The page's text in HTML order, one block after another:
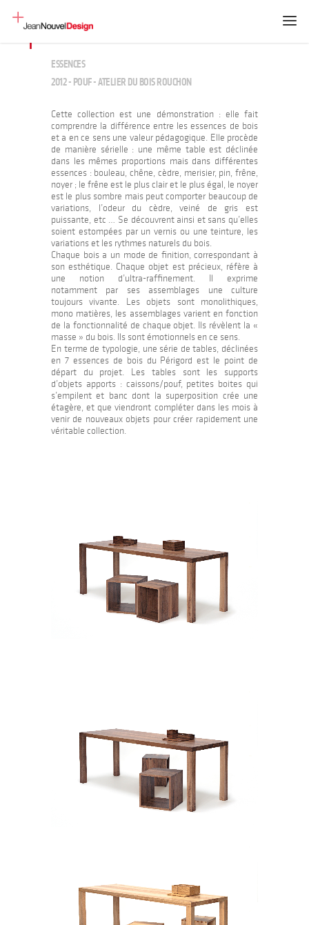
ESSENCES
2012 - POUF - ATELIER DU BOIS ROUCHON
Cette collection est une démonstration : elle fait
comprendre la différence entre les essences de bois
et a en ce sens une valeur pédagogique. Elle procède
de manière sérielle : une même table est déclinée
dans les mêmes proportions mais dans différentes
essences : bouleau, chêne, cèdre, merisier, pin, frêne,
noyer ; le frêne est le plus clair et le plus égal, le noyer
est le plus sombre mais peut comporter beaucoup de
variations, l’odeur du cèdre, veiné de gris est
puissante, etc … Se découvrent ainsi et sans qu’elles
soient estompées par un vernis ou une teinture, les
variations et les rythmes naturels du bois.
Chaque bois a un mode de finition, correspondant à
son esthétique. Chaque objet est précieux, réfère à
une notion d’ultra-raffinement. Il exprime
notamment par ses assemblages une culture
toujours vivante. Les objets sont monolithiques,
mono matières, les assemblages varient en fonction
de la fonctionnalité de chaque objet. Ils révèlent la «
masse » du bois. Ils sont émotionnels en ce sens.
En terme de typologie, une série de tables, déclinées
en 7 essences de bois du Périgord est le point de
départ du projet. Les tables sont les supports
d’objets apports : caissons/pouf, petites boites qui
s’empilent et banc dont la superposition crée une
étagère, et que viendront compléter dans les mois à
venir de nouveaux objets pour créer rapidement une
véritable collection.